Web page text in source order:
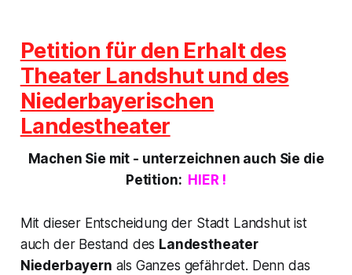
Petition für den Erhalt des
Theater Landshut und des
Niederbayerischen
Landestheater
Machen Sie mit - unterzeichnen auch Sie die
Petition: HIER !
Mit dieser Entscheidung der Stadt Landshut ist
auch der Bestand des Landestheater
Niederbayern als Ganzes gefährdet. Denn das